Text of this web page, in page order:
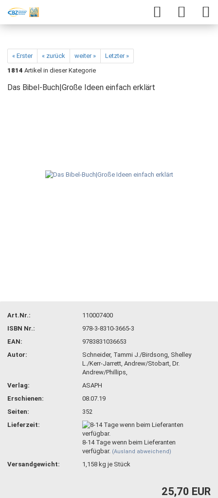
« Erster « zurück weiter »
Letzter »
1814 Artikel in dieser Kategorie
Das Bibel-Buch|Große Ideen einfach erklärt
Art.Nr.:
110007400
ISBN Nr.:
978-3-8310-3665-3
EAN:
9783831036653
Autor:
Schneider, Tammi J./Birdsong, Shelley
L./Kerr-Jarrett, Andrew/Stobart, Dr.
Andrew/Phillips,
Verlag:
ASAPH
Erschienen:
08.07.19
Seiten:
352
Lieferzeit:
8-14 Tage wenn beim Lieferanten
verfügbar. (Ausland abweichend)
Versandgewicht: 1,158 kg je Stück
25,70 EUR